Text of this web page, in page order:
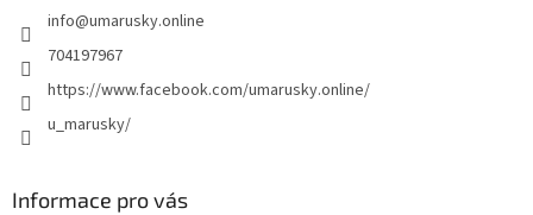
info@umarusky.online
704197967
https://www.facebook.com/umarusky.online/
u_marusky/
Informace pro vás